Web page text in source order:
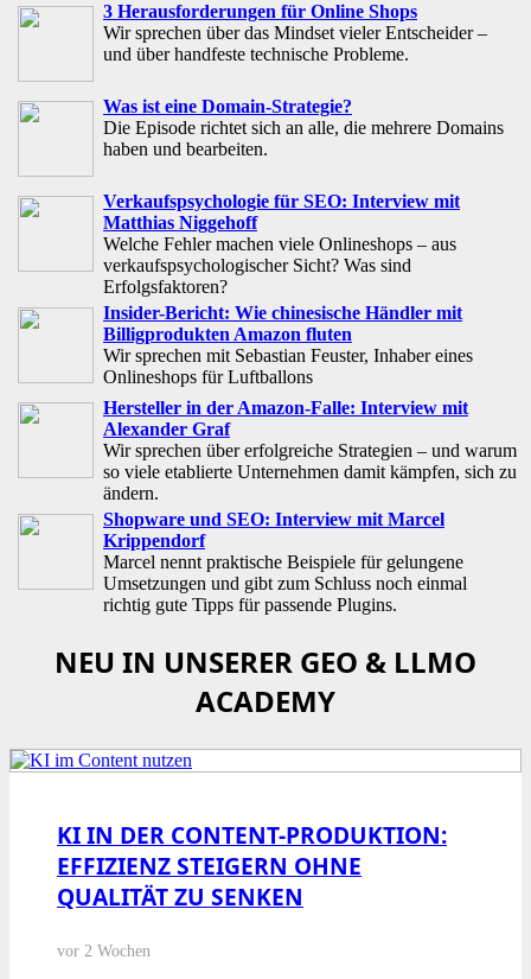
3 Herausforderungen für Online Shops
Wir sprechen über das Mindset vieler Entscheider –
und über handfeste technische Probleme.
Was ist eine Domain-Strategie?
Die Episode richtet sich an alle, die mehrere Domains
haben und bearbeiten.
Verkaufspsychologie für SEO: Interview mit
Matthias Niggehoff
Welche Fehler machen viele Onlineshops – aus
verkaufspsychologischer Sicht? Was sind
Erfolgsfaktoren?
Insider-Bericht: Wie chinesische Händler mit
Billigprodukten Amazon fluten
Wir sprechen mit Sebastian Feuster, Inhaber eines
Onlineshops für Luftballons
Hersteller in der Amazon-Falle: Interview mit
Alexander Graf
Wir sprechen über erfolgreiche Strategien – und warum
so viele etablierte Unternehmen damit kämpfen, sich zu
ändern.
Shopware und SEO: Interview mit Marcel
Krippendorf
Marcel nennt praktische Beispiele für gelungene
Umsetzungen und gibt zum Schluss noch einmal
richtig gute Tipps für passende Plugins.
NEU IN UNSERER GEO & LLMO
ACADEMY
KI IN DER CONTENT-PRODUKTION:
EFFIZIENZ STEIGERN OHNE
QUALITÄT ZU SENKEN
vor 2 Wochen